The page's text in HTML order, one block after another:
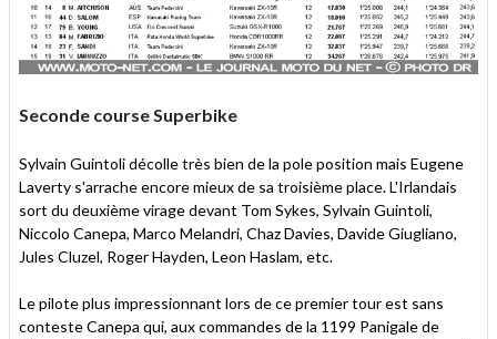
Seconde course Superbike
Sylvain Guintoli décolle très bien de la pole position mais Eugene
Laverty s'arrache encore mieux de sa troisième place. L'Irlandais
sort du deuxième virage devant Tom Sykes, Sylvain Guintoli,
Niccolo Canepa, Marco Melandri, Chaz Davies, Davide Giugliano,
Jules Cluzel, Roger Hayden, Leon Haslam, etc.
Le pilote plus impressionnant lors de ce premier tour est sans
conteste Canepa qui, aux commandes de la 1199 Panigale de